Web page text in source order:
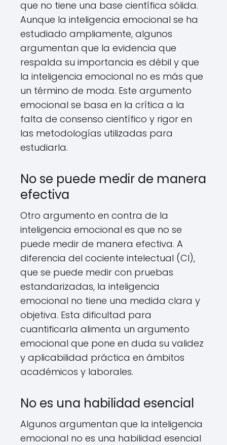
que no tiene una base científica sólida.
Aunque la inteligencia emocional se ha
estudiado ampliamente, algunos
argumentan que la evidencia que
respalda su importancia es débil y que
la inteligencia emocional no es más que
un término de moda. Este argumento
emocional se basa en la crítica a la
falta de consenso científico y rigor en
las metodologías utilizadas para
estudiarla.
No se puede medir de manera
efectiva
Otro argumento en contra de la
inteligencia emocional es que no se
puede medir de manera efectiva. A
diferencia del cociente intelectual (CI),
que se puede medir con pruebas
estandarizadas, la inteligencia
emocional no tiene una medida clara y
objetiva. Esta dificultad para
cuantificarla alimenta un argumento
emocional que pone en duda su validez
y aplicabilidad práctica en ámbitos
académicos y laborales.
No es una habilidad esencial
Algunos argumentan que la inteligencia
emocional no es una habilidad esencial